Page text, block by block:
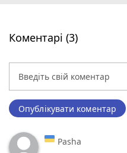
Коментарі (3)
Опублікувати коментар
Pasha